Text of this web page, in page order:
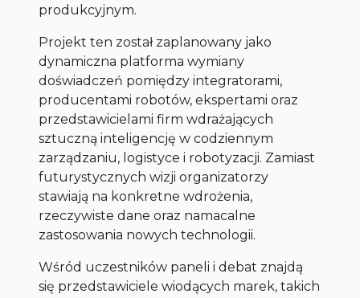
produkcyjnym.
Projekt ten został zaplanowany jako
dynamiczna platforma wymiany
doświadczeń pomiędzy integratorami,
producentami robotów, ekspertami oraz
przedstawicielami firm wdrażających
sztuczną inteligencję w codziennym
zarządzaniu, logistyce i robotyzacji. Zamiast
futurystycznych wizji organizatorzy
stawiają na konkretne wdrożenia,
rzeczywiste dane oraz namacalne
zastosowania nowych technologii.
Wśród uczestników paneli i debat znajdą
się przedstawiciele wiodących marek, takich